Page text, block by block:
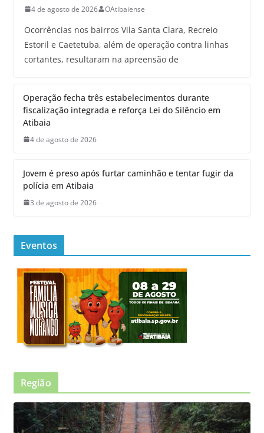
4 de agosto de 2026 OAtibaiense
Ocorrências nos bairros Vila Santa Clara, Recreio
Estoril e Caetetuba, além de operação contra linhas
cortantes, resultaram na apreensão de
Operação fecha três estabelecimentos durante
fiscalização integrada e reforça Lei do Silêncio em
Atibaia
4 de agosto de 2026
Jovem é preso após furtar caminhão e tentar fugir da
polícia em Atibaia
3 de agosto de 2026
Eventos
Região